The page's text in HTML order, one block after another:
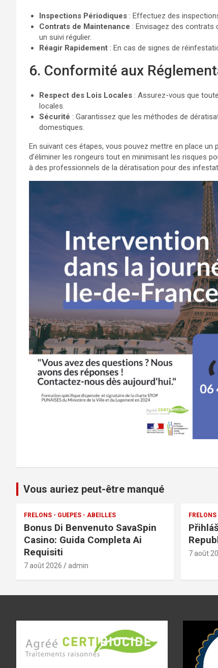
Inspections Périodiques : Effectuez des
Contrats de Maintenance : Envisagez des contrats
un suivi régulier.
Réagir Rapidement : En cas de signes de
6. Conformité aux
Respect des Lois Locales : Assurez-vous que
locales.
Sécurité : Garantissez que les méthodes de
domestiques.
En suivant ces étapes, vous pouvez mettre en place
d’éliminer les rongeurs tout en minimisant les risques
à des professionnels de la dératisation pour des
Vous auriez peut-être manqué
FRELONS - GUEPES - ABEILLES
Bonus Di Benvenuto SavaSpin
Casino: Guida Completa Ai
Requisiti
7 août 2026 admin
7 août